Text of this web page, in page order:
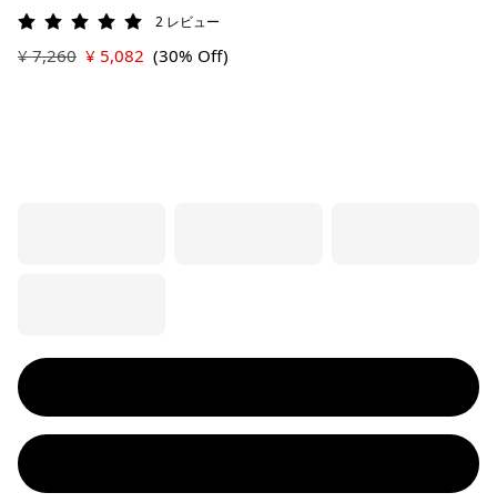
評価: 5 / 5 2 レビュー
¥ 7,260 ¥ 5,082 (30% Off)